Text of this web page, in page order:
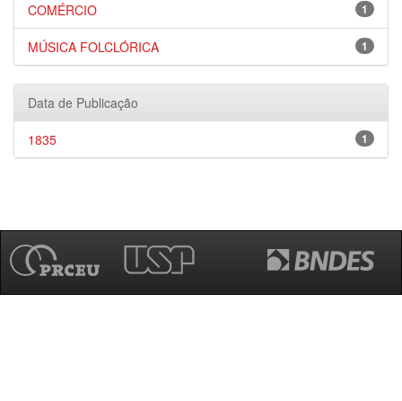
1
COMÉRCIO
1
MÚSICA FOLCLÓRICA
Data de Publicação
1
1835